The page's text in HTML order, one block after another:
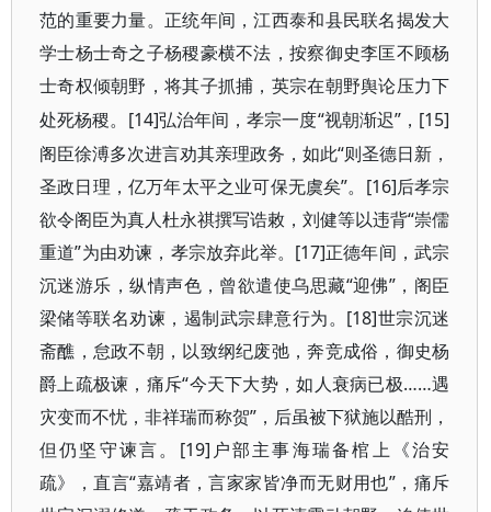
范的重要力量。正统年间，江西泰和县民联名揭发大
学士杨士奇之子杨稷豪横不法，按察御史李匡不顾杨
士奇权倾朝野，将其子抓捕，英宗在朝野舆论压力下
处死杨稷。 [14]弘治年间，孝宗一度“视朝渐迟”，[15]
阁臣徐溥多次进言劝其亲理政务，如此“则圣德日新，
圣政日理，亿万年太平之业可保无虞矣”。[16]后孝宗
欲令阁臣为真人杜永祺撰写诰敕，刘健等以违背“崇儒
重道”为由劝谏，孝宗放弃此举。[17]正德年间，武宗
沉迷游乐，纵情声色，曾欲遣使乌思藏“迎佛”，阁臣
梁储等联名劝谏，遏制武宗肆意行为。[18]世宗沉迷
斋醮，怠政不朝，以致纲纪废弛，奔竞成俗，御史杨
爵上疏极谏，痛斥“今天下大势，如人衰病已极……遇
灾变而不忧，非祥瑞而称贺”，后虽被下狱施以酷刑，
但仍坚守谏言。[19]户部主事海瑞备棺上《治安
疏》，直言“嘉靖者，言家家皆净而无财用也”，痛斥